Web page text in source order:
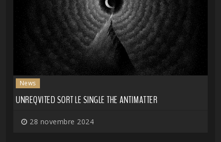
News
UNREQVITED SORT LE SINGLE THE ANTIMATTER
28 novembre 2024